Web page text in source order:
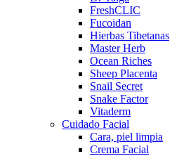
FreshCLIC
Fucoidan
Hierbas Tibetanas
Master Herb
Ocean Riches
Sheep Placenta
Snail Secret
Snake Factor
Vitaderm
Cuidado Facial
Cara, piel limpia
Crema Facial